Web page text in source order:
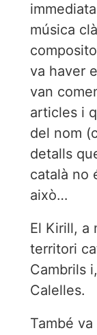
música
va haver
van
articles i
del nom
detalls
català no
això…
El Kirill, a
territori
Cambrils
Calelles.
També